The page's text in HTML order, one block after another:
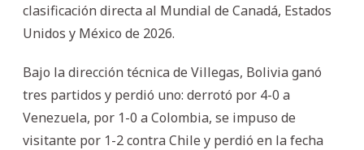
clasificación directa al Mundial de Canadá, Estados
Unidos y México de 2026.
Bajo la dirección técnica de Villegas, Bolivia ganó
tres partidos y perdió uno: derrotó por 4-0 a
Venezuela, por 1-0 a Colombia, se impuso de
visitante por 1-2 contra Chile y perdió en la fecha